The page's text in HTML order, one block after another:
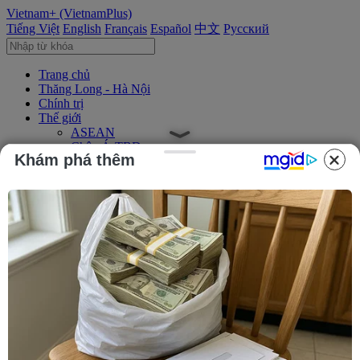
Vietnam+ (VietnamPlus)
Tiếng Việt English Français Español 中文 Русский
Trang chủ
Thăng Long - Hà Nội
Chính trị
Thế giới
ASEAN
Châu Á-TBD
Trung Đông
Châu Mỹ
Châu Phi
Kinh tế
Kinh doanh
Tài chính
Tín dụng nông thôn
Chứng khoán
Bất động sản
Doanh nghiệp
Thông tin doanh nghiệp
Thông cáo báo chí
Xã hội
Khám phá thêm